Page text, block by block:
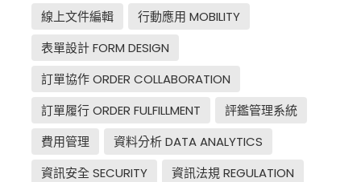
線上文件編輯
行動應用 MOBILITY
表單設計 FORM DESIGN
訂單協作 ORDER COLLABORATION
訂單履行 ORDER FULFILLMENT
評鑑管理系統
費用管理
資料分析 DATA ANALYTICS
資訊安全 SECURITY
資訊法規 REGULATION